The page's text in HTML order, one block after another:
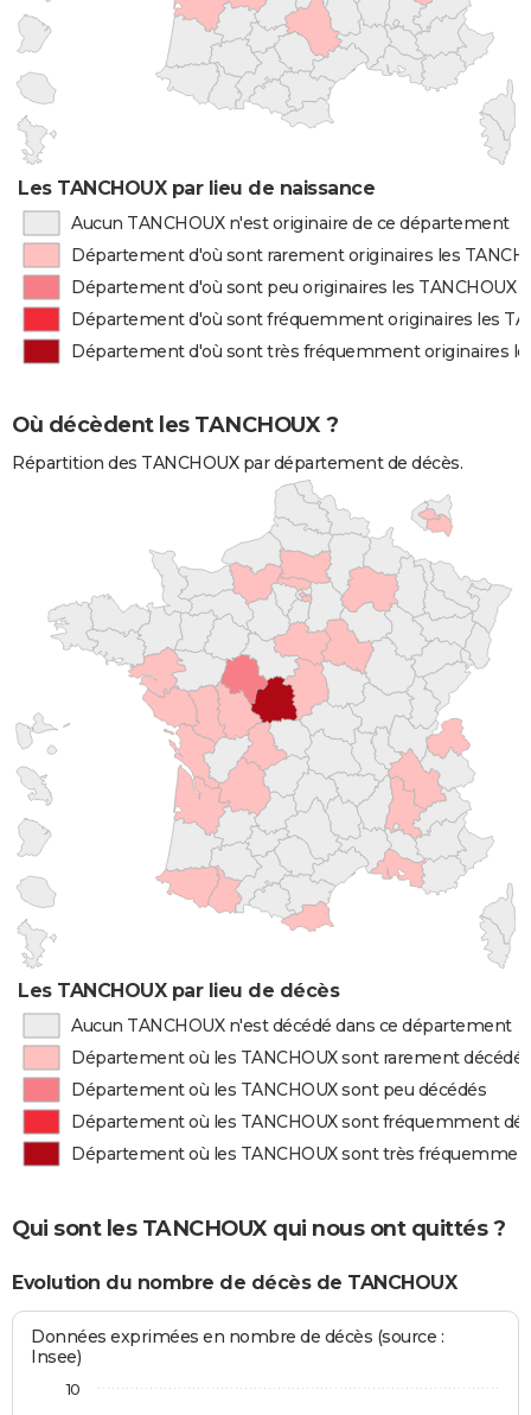
Les TANCHOUX par lieu de naissance
Aucun TANCHOUX n'est originaire de ce département
Département d'où sont rarement originaires les
Département d'où sont peu originaires les TANCHOUX
Département d'où sont fréquemment originaires les
Département d'où sont très fréquemment originaires
Où décèdent les TANCHOUX ?
Répartition des TANCHOUX par département de décès.
Les TANCHOUX par lieu de décès
Aucun TANCHOUX n'est décédé dans ce département
Département où les TANCHOUX sont rarement décédés
Département où les TANCHOUX sont peu décédés
Département où les TANCHOUX sont fréquemment
Département où les TANCHOUX sont très
Qui sont les TANCHOUX qui nous ont quittés ?
Evolution du nombre de décès de TANCHOUX
Données exprimées en nombre de décès (source :
Insee)
10